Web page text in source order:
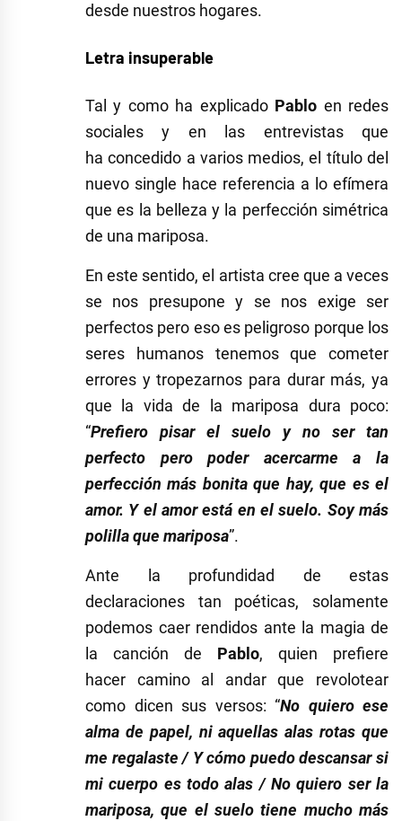
desde nuestros hogares.
Letra insuperable
Tal y como ha explicado Pablo en redes
sociales y en las entrevistas que
ha concedido a varios medios, el título del
nuevo single hace referencia a lo efímera
que es la belleza y la perfección simétrica
de una mariposa.
En este sentido, el artista cree que a veces
se nos presupone y se nos exige ser
perfectos pero eso es peligroso porque los
seres humanos tenemos que cometer
errores y tropezarnos para durar más, ya
que la vida de la mariposa dura poco:
“Prefiero pisar el suelo y no ser tan
perfecto pero poder acercarme a la
perfección más bonita que hay, que es el
amor. Y el amor está en el suelo. Soy más
polilla que mariposa”.
Ante la profundidad de estas
declaraciones tan poéticas, solamente
podemos caer rendidos ante la magia de
la canción de Pablo, quien prefiere
hacer camino al andar que revolotear
como dicen sus versos: “No quiero ese
alma de papel, ni aquellas alas rotas que
me regalaste / Y cómo puedo descansar si
mi cuerpo es todo alas / No quiero ser la
mariposa, que el suelo tiene mucho más